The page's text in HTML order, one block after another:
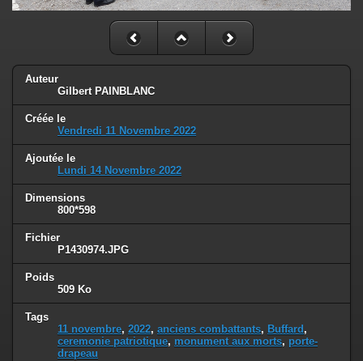
Auteur
Gilbert PAINBLANC
Créée le
Vendredi 11 Novembre 2022
Ajoutée le
Lundi 14 Novembre 2022
Dimensions
800*598
Fichier
P1430974.JPG
Poids
509 Ko
Tags
11 novembre, 2022, anciens combattants, Buffard ,
ceremonie patriotique, monument aux morts, porte-
drapeau